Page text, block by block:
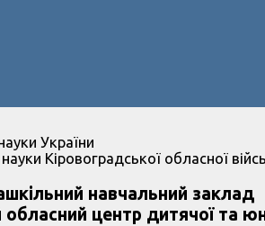
України
Кіровоградської обласної
навчальний заклад
центр дитячої та